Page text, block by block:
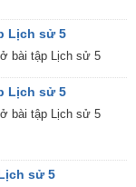
Lịch sử 5
bài tập Lịch sử 5
Lịch sử 5
bài tập Lịch sử 5
sử 5